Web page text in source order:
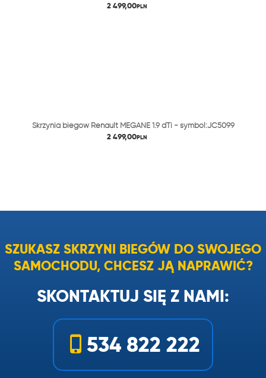
2 499,00PLN
Skrzynia biegów Renault MEGANE 1.9 dTi - symbol:JC5099
2 499,00PLN
SZUKASZ SKRZYNI BIEGÓW DO SWOJEGO
SAMOCHODU, CHCESZ JĄ NAPRAWIĆ?
SKONTAKTUJ SIĘ Z NAMI:
534 822 222